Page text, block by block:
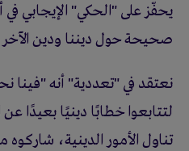
يحفّز على "الحكي" الإيجابي
صحيحة حول ديننا ودين الآخر
نعتقد في "تعددية" أنه "فينا
لتتابعوا خطابًا دينيًا بعيدًا
تناول الأمور الدينية،